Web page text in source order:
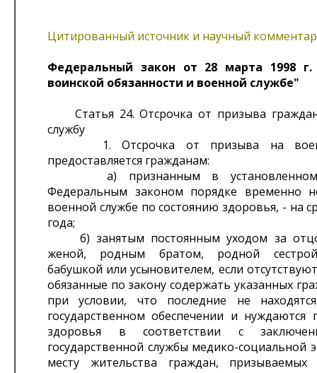
Цитированный источник и научный
Федеральный закон от 28 марта 1998
воинской обязанности и военной службе"
Статья 24. Отсрочка от призыва
службу
1. Отсрочка от призыва на
предоставляется гражданам:
а) признанным в установленном
Федеральным законом порядке временно
военной службе по состоянию здоровья, - на
года;
б) занятым постоянным уходом за
женой, родным братом, родной
бабушкой или усыновителем, если
обязанные по закону содержать указанных
при условии, что последние не
государственном обеспечении и нуждаются
здоровья в соответствии с
государственной службы медико-социальной
месту жительства граждан,